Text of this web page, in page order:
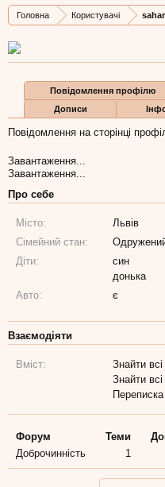
Головна Користувачі sahar
Дописів
6
Карма
3 0
Повідомлення профілю
Дописи
Повідомлення на сторінці
Завантаження...
Завантаження...
Про себе
Місто:
Львів
Сімейний стан:
Діти:
син
донька
Авто:
є
Взаємодіяти
Вміст:
Знайти
Знайти
Переписка
Форум Теми
Доброчинність
1